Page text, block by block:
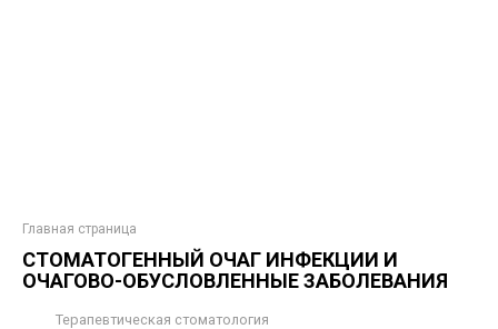
Главная страница
СТОМАТОГЕННЫЙ ОЧАГ ИНФЕКЦИИ И
ОЧАГОВО-ОБУСЛОВЛЕННЫЕ ЗАБОЛЕВАНИЯ
Терапевтическая стоматология